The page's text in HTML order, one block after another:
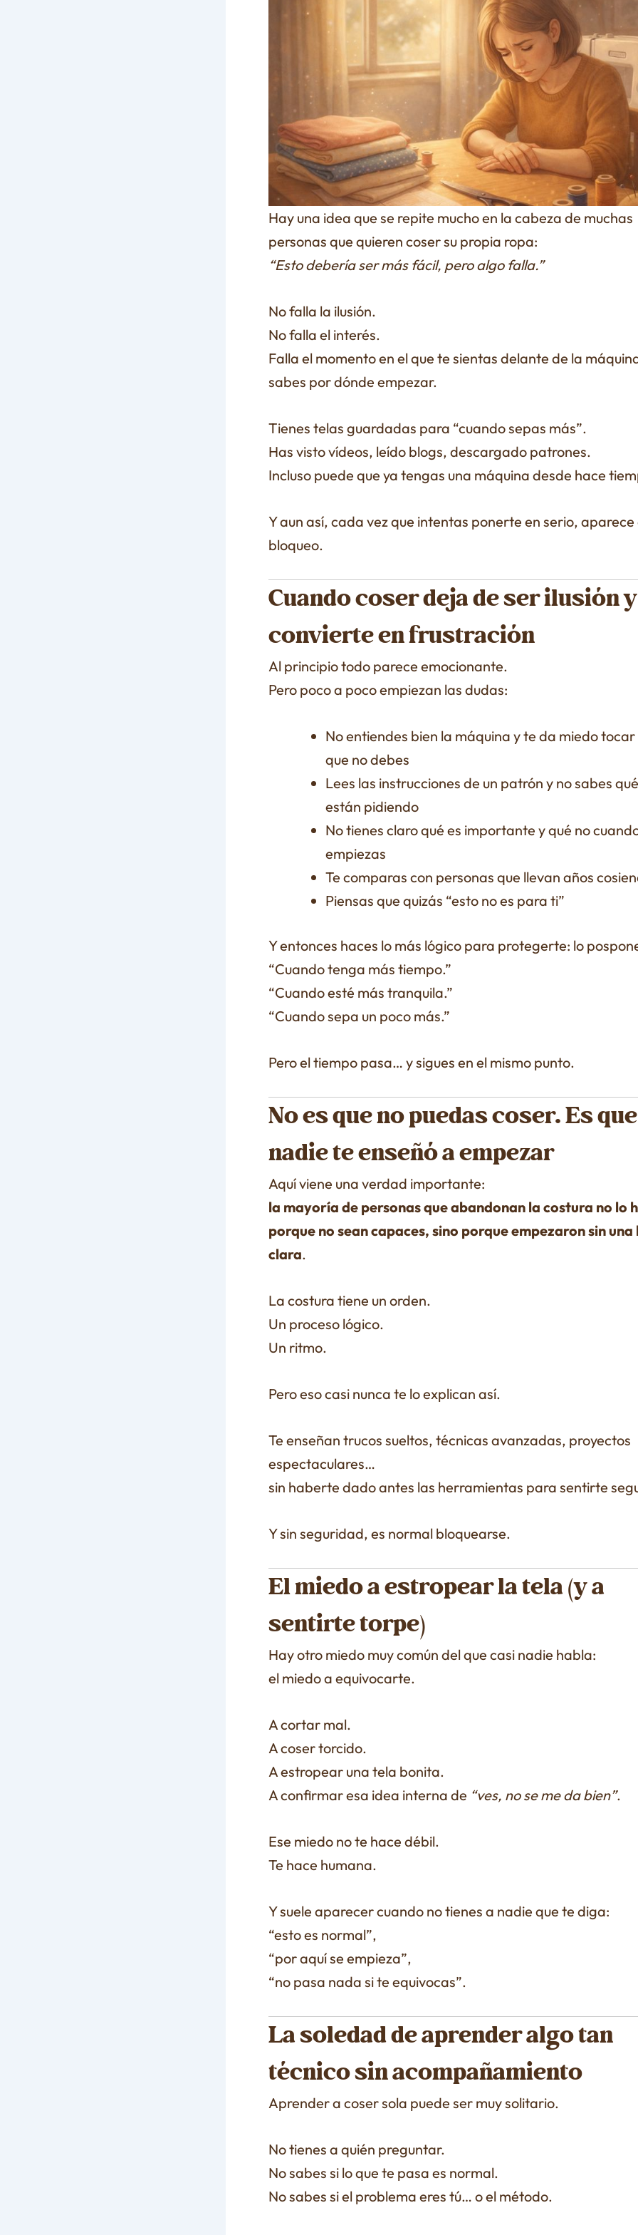
Hay una idea que se repite mucho en la cabeza de muchas
personas que quieren coser su propia ropa:
“Esto debería ser más fácil, pero algo falla.”
No falla la ilusión.
No falla el interés.
Falla el momento en el que te sientas delante de la
sabes por dónde empezar.
Tienes telas guardadas para “cuando sepas más”.
Has visto vídeos, leído blogs, descargado patrones.
Incluso puede que ya tengas una máquina desde hace
Y aun así, cada vez que intentas ponerte en serio, aparece
bloqueo.
Cuando coser deja de ser ilusión
convierte en frustración
Al principio todo parece emocionante.
Pero poco a poco empiezan las dudas:
No entiendes bien la máquina y te da miedo
que no debes
Lees las instrucciones de un patrón y no sabes
están pidiendo
No tienes claro qué es importante y qué no
empiezas
Te comparas con personas que llevan años
Piensas que quizás “esto no es para ti”
Y entonces haces lo más lógico para protegerte: lo
“Cuando tenga más tiempo.”
“Cuando esté más tranquila.”
“Cuando sepa un poco más.”
Pero el tiempo pasa… y sigues en el mismo punto.
No es que no puedas coser. Es que
nadie te enseñó a empezar
Aquí viene una verdad importante:
la mayoría de personas que abandonan la costura no lo
porque no sean capaces, sino porque empezaron sin una
clara.
La costura tiene un orden.
Un proceso lógico.
Un ritmo.
Pero eso casi nunca te lo explican así.
Te enseñan trucos sueltos, técnicas avanzadas, proyectos
espectaculares…
sin haberte dado antes las herramientas para sentirte
Y sin seguridad, es normal bloquearse.
El miedo a estropear la tela (y a
sentirte torpe)
Hay otro miedo muy común del que casi nadie habla:
el miedo a equivocarte.
A cortar mal.
A coser torcido.
A estropear una tela bonita.
A confirmar esa idea interna de “ves, no se me da bien”.
Ese miedo no te hace débil.
Te hace humana.
Y suele aparecer cuando no tienes a nadie que te diga:
“esto es normal”,
“por aquí se empieza”,
“no pasa nada si te equivocas”.
La soledad de aprender algo tan
técnico sin acompañamiento
Aprender a coser sola puede ser muy solitario.
No tienes a quién preguntar.
No sabes si lo que te pasa es normal.
No sabes si el problema eres tú… o el método.